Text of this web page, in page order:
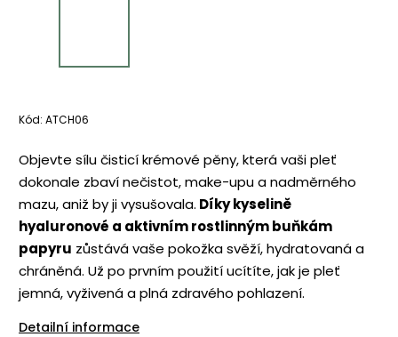
Kód: ATCH06
Objevte sílu čisticí krémové pěny, která vaši pleť
dokonale zbaví nečistot, make-upu a nadměrného
mazu, aniž by ji vysušovala. Díky kyselině
hyaluronové a aktivním rostlinným buňkám
papyru zůstává vaše pokožka svěží, hydratovaná a
chráněná. Už po prvním použití ucítíte, jak je pleť
jemná, vyživená a plná zdravého pohlazení.
Detailní informace